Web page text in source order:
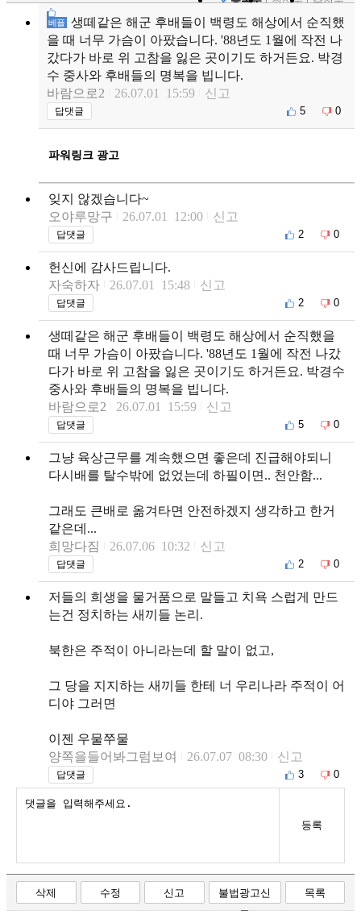
베플
생떼같은 해군 후배들이 백령도 해상에서 순직했
을 때 너무 가슴이 아팠습니다. '88년도 1월에 작전 나
갔다가 바로 위 고참을 잃은 곳이기도 하거든요. 박경
수 중사와 후배들의 명복을 빕니다.
바람으로2
26.07.01 15:59 신고
답댓글 5 0
파워링크 광고
잊지 않겠습니다~
오야루망구
26.07.01 12:00 신고
답댓글 2 0
헌신에 감사드립니다.
자숙하자
26.07.01 15:48 신고
답댓글 2 0
생떼같은 해군 후배들이 백령도 해상에서 순직했을
때 너무 가슴이 아팠습니다. '88년도 1월에 작전 나갔
다가 바로 위 고참을 잃은 곳이기도 하거든요. 박경수
중사와 후배들의 명복을 빕니다.
바람으로2
26.07.01 15:59 신고
답댓글 5 0
그냥 육상근무를 계속했으면 좋은데 진급해야되니
다시배를 탈수밖에 없었는데 하필이면.. 천안함...
그래도 큰배로 옮겨타면 안전하겠지 생각하고 한거
같은데...
희망다짐
26.07.06 10:32 신고
답댓글 2 0
저들의 희생을 물거품으로 말들고 치욕 스럽게 만드
는건 정치하는 새끼들 논리.
북한은 주적이 아니라는데 할 말이 없고,
그 당을 지지하는 새끼들 한테 너 우리나라 주적이 어
디야 그러면
이젠 우물쭈물
양쪽을들어봐그럼보여
26.07.07 08:30 신고
답댓글 3 0
등록
삭제 수정 신고
불법광고신
고
목록